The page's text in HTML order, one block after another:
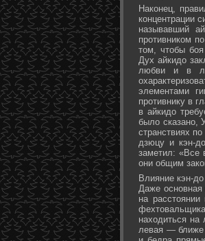
Наконец,
концентрации
называвший
противником
том, чтобы
Дух айкидо
любви и в
элементами
противнику в
в айкидо
было сказано,
странствиях
дзюцу и кэн-
заметил: «Все
они общим
Влияние кэн-до
Даже основная
на
находиться на
левая — ближе